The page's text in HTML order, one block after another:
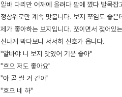
알바 다리만 어깨에 올려다 팔에 꼈다 발목잡
정상위로만 계속 맛봅니다. 보지 쪼임도 좋은
제가 좋아하는 보지입니다. 쪼이면서 젖어있
신나게 박다보니 서서히 신호가 옵니다.
"알바야 니 보지 맛있어 기분 좋아"
"흐으 저도 좋아요"
"아 곧 쌀 거 같아"
"흐으 네 하"